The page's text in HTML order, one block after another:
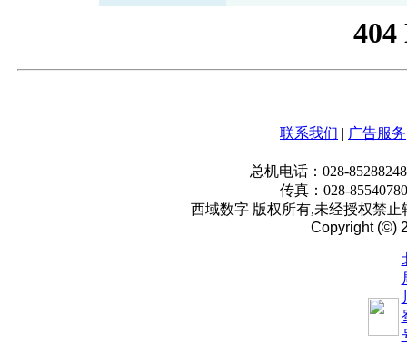
联系我们 | 广告服务
总机电话：028-
传真：028-
西域数字 版权所有,未经授权禁止转
Copyright (©)